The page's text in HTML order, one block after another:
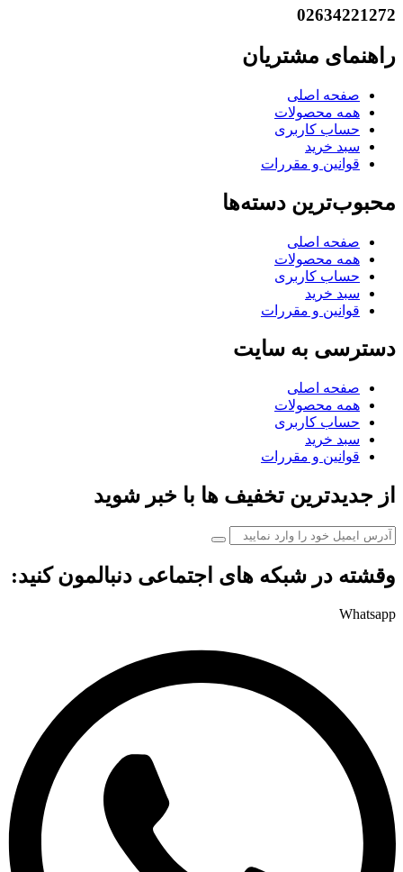
02634221272
راهنمای مشتریان
صفحه اصلی
همه محصولات
حساب کاربری
سبد خرید
قوانین و مقررات
محبوب‌ترین دسته‌ها
صفحه اصلی
همه محصولات
حساب کاربری
سبد خرید
قوانین و مقررات
دسترسی به سایت
صفحه اصلی
همه محصولات
حساب کاربری
سبد خرید
قوانین و مقررات
از جدیدترین تخفیف ها با خبر شوید
وقشته در شبکه های اجتماعی دنبالمون کنید:
Whatsapp